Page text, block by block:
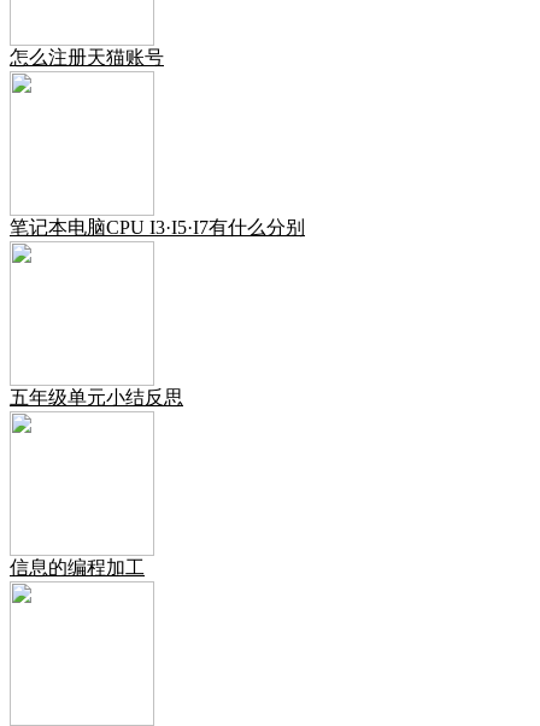
怎么注册天猫账号
笔记本电脑CPU I3·I5·I7有什么分别
五年级单元小结反思
信息的编程加工